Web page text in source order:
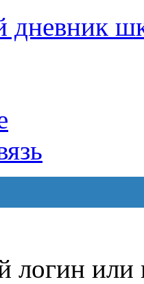
дневник
логин или